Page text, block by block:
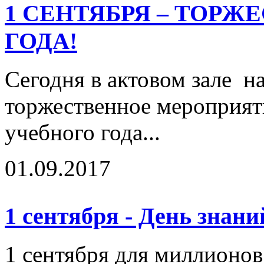
1 СЕНТЯБРЯ –
ГОДА!
Сегодня в актовом зале
торжественное
учебного года...
01.09.2017
1 сентября - День
1 сентября для